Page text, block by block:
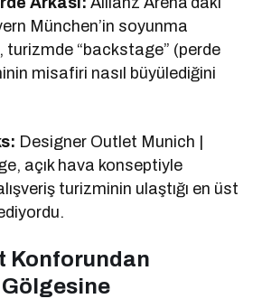
München’in soyunma
turizmde “backstage” (perde
misafiri nasıl büyülediğini
Designer Outlet Munich |
açık hava konseptiyle
turizminin ulaştığı en üst
Konforundan